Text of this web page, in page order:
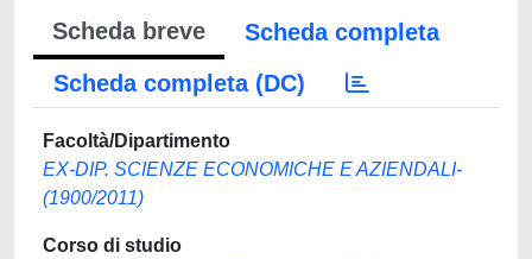
Scheda breve
Scheda completa
Scheda completa (DC)
Facoltà/Dipartimento
EX-DIP. SCIENZE ECONOMICHE E AZIENDALI-
(1900/2011)
Corso di studio